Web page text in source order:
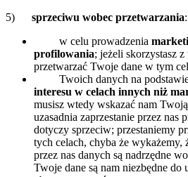
5) sprzeciwu wobec przetwarzania:
w celu prowadzenia
profilowania; jeżeli skorzystasz
przetwarzać Twoje dane w tym
Twoich danych na
interesu w celach innych niż
musisz wtedy wskazać nam
uzasadnia zaprzestanie przez nas
dotyczy sprzeciw; przestaniemy
tych celach, chyba że wykażemy,
przez nas danych są nadrzędne
Twoje dane są nam niezbędne do